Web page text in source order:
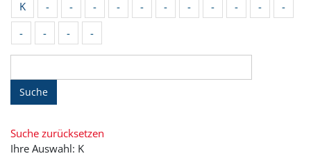
K
- - - - - - - - - -
-
-
- - -
Suche
Suche zurücksetzen
Ihre Auswahl: K